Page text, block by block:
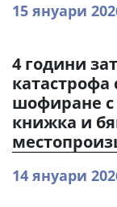
15 януари
4 години
катастрофа
шофиране с
книжка и
14 януари